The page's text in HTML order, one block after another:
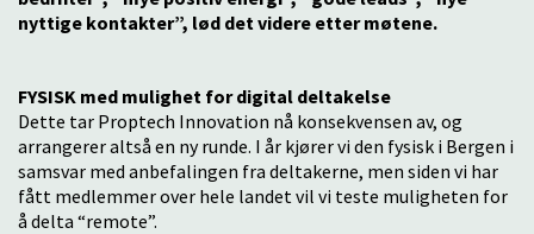
nyttige kontakter”, lød det videre etter møtene.
FYSISK med mulighet for digital deltakelse
Dette tar Proptech Innovation nå konsekvensen av, og
arrangerer altså en ny runde. I år kjører vi den fysisk i Bergen i
samsvar med anbefalingen fra deltakerne, men siden vi har
fått medlemmer over hele landet vil vi teste muligheten for
å delta “remote”.